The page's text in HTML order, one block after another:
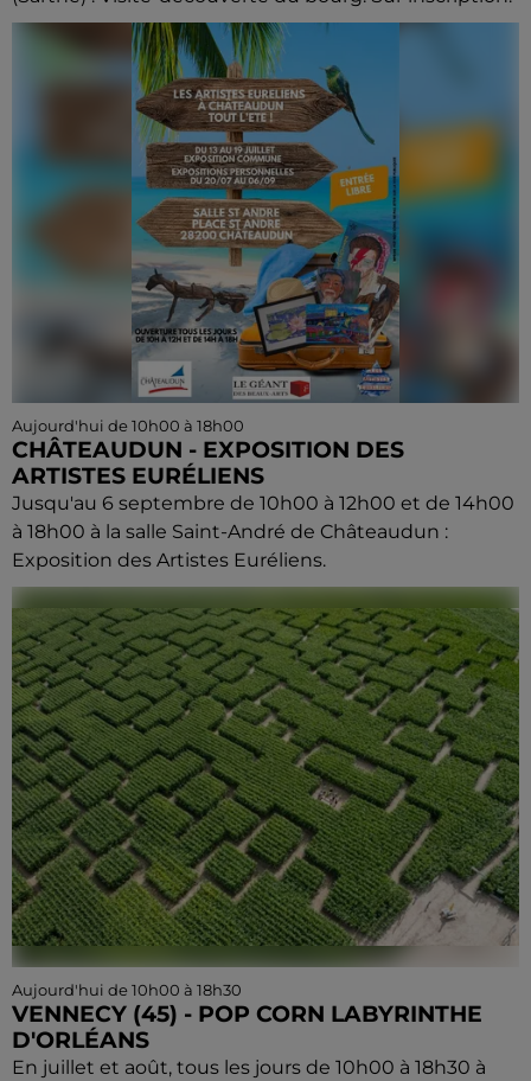
Aujourd'hui de 10h00 à 18h00
CHÂTEAUDUN - EXPOSITION DES
ARTISTES EURÉLIENS
Jusqu'au 6 septembre de 10h00 à 12h00 et de 14h00
à 18h00 à la salle Saint-André de Châteaudun :
Exposition des Artistes Euréliens.
Aujourd'hui de 10h00 à 18h30
VENNECY (45) - POP CORN LABYRINTHE
D'ORLÉANS
En juillet et août, tous les jours de 10h00 à 18h30 à